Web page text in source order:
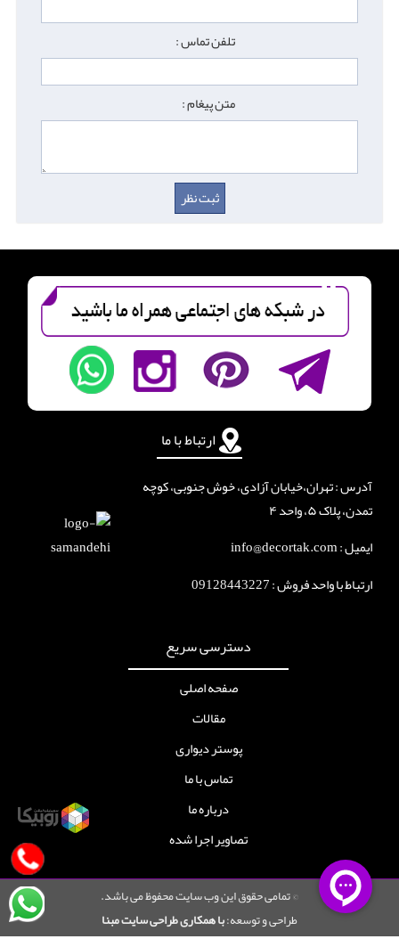
تلفن تماس :
متن پیغام :
دسترسی سریع
صفحه اصلی
مقالات
پوستر دیواری
تماس با ما
درباره ما
تصاویر اجرا شده
ارتباط با ما
آدرس : تهران،خیابان آزادی، خوش جنوبی، کوچه
تمدن، پلاک ۵، واحد ۴
ایمیل : info@decortak.com
ارتباط با واحد فروش :09128443227
© تمامی حقوق این وب سایت محفوظ می باشد.
طراحی و توسعه:با همکاری طراحی سایت مبنا